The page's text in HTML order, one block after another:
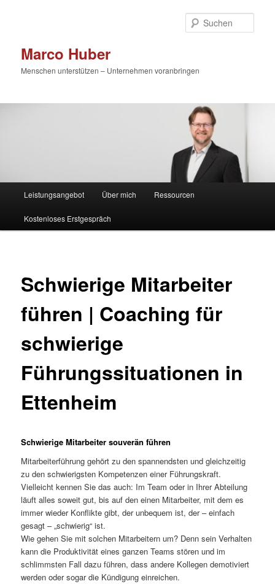
Marco Huber
Menschen unterstützen – Unternehmen voranbringen
Leistungsangebot Über mich Ressourcen
Kostenloses Erstgespräch
Schwierige Mitarbeiter
führen | Coaching für
schwierige
Führungssituationen in
Ettenheim
Schwierige Mitarbeiter souverän führen
Mitarbeiterführung gehört zu den spannendsten und gleichzeitig
zu den schwierigsten Kompetenzen einer Führungskraft.
Vielleicht kennen Sie das auch: Im Team oder in Ihrer Abteilung
läuft alles soweit gut, bis auf den einen Mitarbeiter, mit dem es
immer wieder Konflikte gibt, der unbequem ist, der – einfach
gesagt – „schwierig“ ist.
Wie gehen Sie mit solchen Mitarbeitern um? Denn sein Verhalten
kann die Produktivität eines ganzen Teams stören und im
schlimmsten Fall dazu führen, dass andere Kollegen demotiviert
werden oder sogar die Kündigung einreichen.